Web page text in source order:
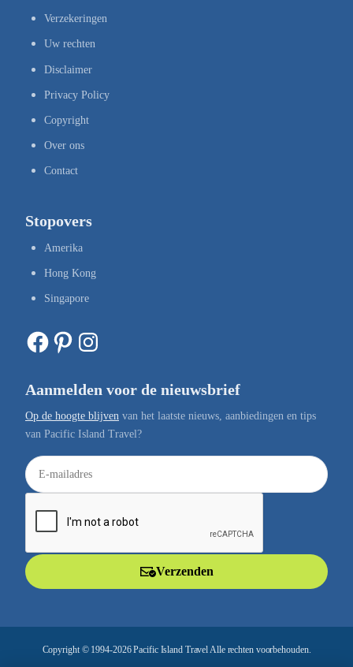
Verzekeringen
Uw rechten
Disclaimer
Privacy Policy
Copyright
Over ons
Contact
Stopovers
Amerika
Hong Kong
Singapore
Facebook Pinterest Instagram
Aanmelden voor de nieuwsbrief
Op de hoogte blijven van het laatste nieuws, aanbiedingen en tips
van Pacific Island Travel?
E
-
a
Verzenden
Copyright © 1994-2026 Pacific Island Travel Alle rechten voorbehouden.